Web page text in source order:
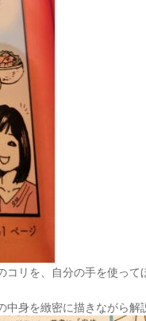
コリを、自分の手を使って
中身を緻密に描きながら解